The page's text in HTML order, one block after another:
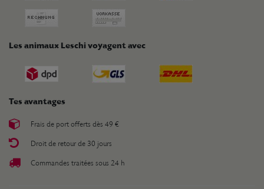
Les animaux Leschi voyagent avec
Tes avantages
Frais de port offerts dès 49 €
Droit de retour de 30 jours
Commandes traitées sous 24 h